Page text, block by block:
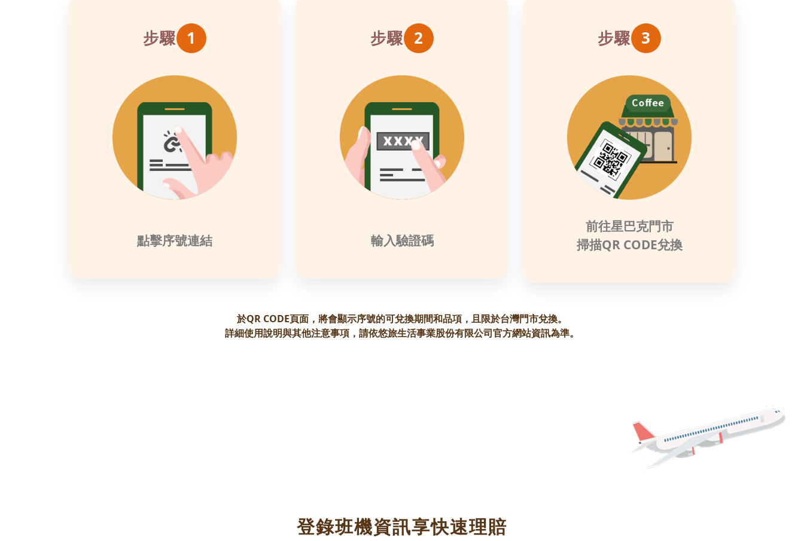
步驟 1
點擊序號連結
步驟 2
輸入驗證碼
步驟 3
前往星巴克門市
掃描QR CODE兌換
於QR CODE頁面，將會顯示序號的可兌換期間和品項，且限於台灣門市兌換。
詳細使用說明與其他注意事項，請依悠旅生活事業股份有限公司官方網站資訊為準。
登錄班機資訊享快速理賠